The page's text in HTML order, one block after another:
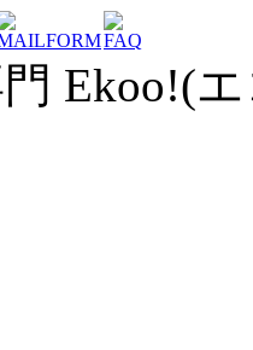
FAQ
Ekoo!(